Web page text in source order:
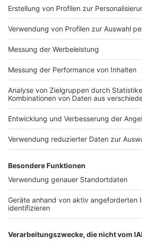
Impressum
Nutzungsbedingungen
Jobs
Presse
Werben
Archiv
ANTENNE BAYERN GROUP
Stiftung ANTENNE BAYERN
hilft
Teilnahmebedingungen
Kontakt